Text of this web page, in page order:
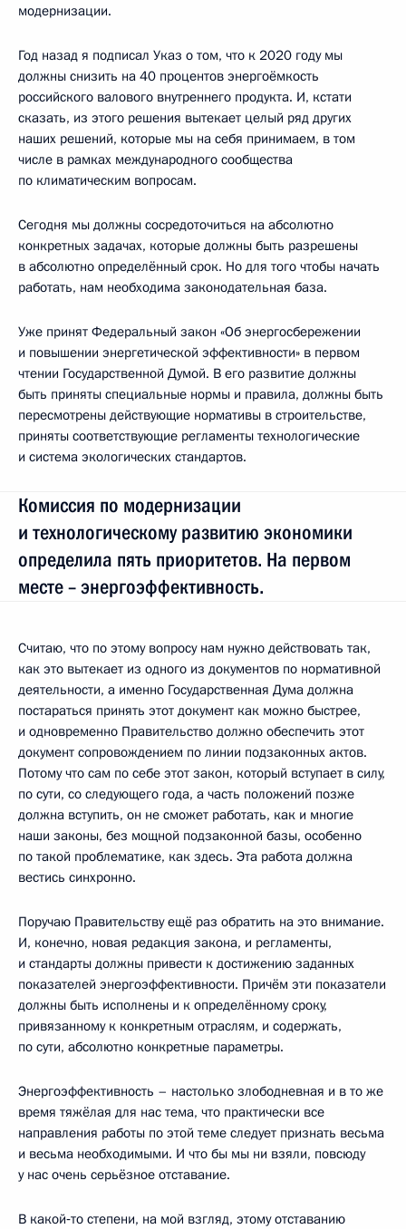
модернизации.
Год назад я подписал Указ о том, что к 2020 году мы
должны снизить на 40 процентов энергоёмкость
российского валового внутреннего продукта. И, кстати
сказать, из этого решения вытекает целый ряд других
наших решений, которые мы на себя принимаем, в том
числе в рамках международного сообщества
по климатическим вопросам.
Сегодня мы должны сосредоточиться на абсолютно
конкретных задачах, которые должны быть разрешены
в абсолютно определённый срок. Но для того чтобы начать
работать, нам необходима законодательная база.
Уже принят Федеральный закон «Об энергосбережении
и повышении энергетической эффективности» в первом
чтении Государственной Думой. В его развитие должны
быть приняты специальные нормы и правила, должны быть
пересмотрены действующие нормативы в строительстве,
приняты соответствующие регламенты технологические
и система экологических стандартов.
Комиссия по модернизации
и технологическому развитию экономики
определила пять приоритетов. На первом
месте – энергоэффективность.
Считаю, что по этому вопросу нам нужно действовать так,
как это вытекает из одного из документов по нормативной
деятельности, а именно Государственная Дума должна
постараться принять этот документ как можно быстрее,
и одновременно Правительство должно обеспечить этот
документ сопровождением по линии подзаконных актов.
Потому что сам по себе этот закон, который вступает в силу,
по сути, со следующего года, а часть положений позже
должна вступить, он не сможет работать, как и многие
наши законы, без мощной подзаконной базы, особенно
по такой проблематике, как здесь. Эта работа должна
вестись синхронно.
Поручаю Правительству ещё раз обратить на это внимание.
И, конечно, новая редакция закона, и регламенты,
и стандарты должны привести к достижению заданных
показателей энергоэффективности. Причём эти показатели
должны быть исполнены и к определённому сроку,
привязанному к конкретным отраслям, и содержать,
по сути, абсолютно конкретные параметры.
Энергоэффективность – настолько злободневная и в то же
время тяжёлая для нас тема, что практически все
направления работы по этой теме следует признать весьма
и весьма необходимыми. И что бы мы ни взяли, повсюду
у нас очень серьёзное отставание.
В какой‑то степени, на мой взгляд, этому отставанию